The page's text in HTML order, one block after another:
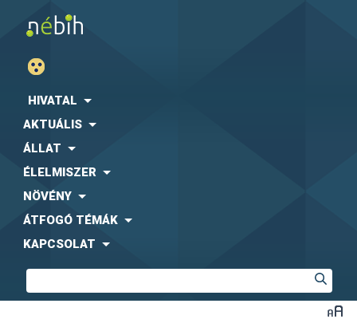
HIVATAL
AKTUÁLIS
ÁLLAT
ÉLELMISZER
NÖVÉNY
ÁTFOGÓ TÉMÁK
KAPCSOLAT